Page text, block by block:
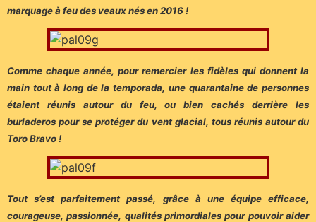
marquage à feu des veaux nés en 2016 !
Comme chaque année, pour remercier les fidèles qui donnent la
main tout à long de la temporada, une quarantaine de personnes
étaient réunis autour du feu, ou bien cachés derrière les
burladeros pour se protéger du vent glacial, tous réunis autour du
Toro Bravo !
Tout s’est parfaitement passé, grâce à une équipe efficace,
courageuse, passionnée, qualités primordiales pour pouvoir aider